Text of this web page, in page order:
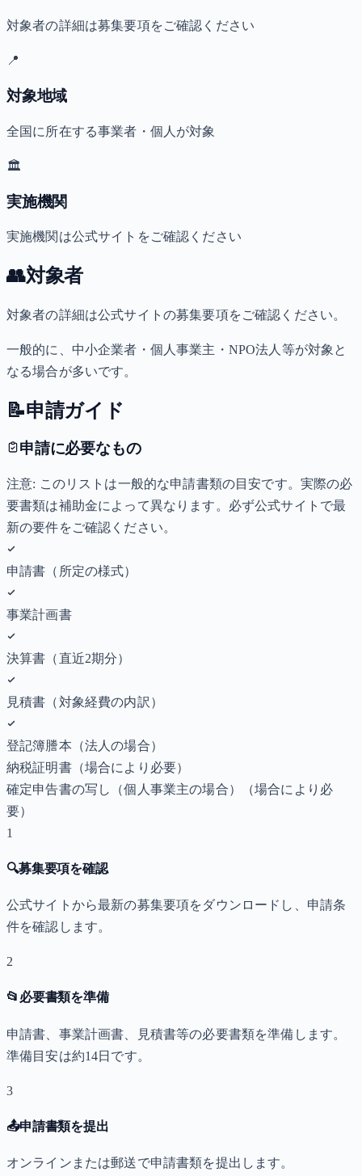
対象者の詳細は募集要項をご確認ください
📍
対象地域
全国に所在する事業者・個人が対象
🏛️
実施機関
実施機関は公式サイトをご確認ください
👥対象者
対象者の詳細は公式サイトの募集要項をご確認ください。
一般的に、中小企業者・個人事業主・NPO法人等が対象と
なる場合が多いです。
📝申請ガイド
申請に必要なもの
注意: このリストは一般的な申請書類の目安です。実際の必
要書類は補助金によって異なります。必ず公式サイトで最
新の要件をご確認ください。
申請書（所定の様式）
事業計画書
決算書（直近2期分）
見積書（対象経費の内訳）
登記簿謄本（法人の場合）
納税証明書（場合により必要）
確定申告書の写し（個人事業主の場合）
（場合により必
要）
1
🔍募集要項を確認
公式サイトから最新の募集要項をダウンロードし、申請条
件を確認します。
2
📂 必要書類を準備
申請書、事業計画書、見積書等の必要書類を準備します。
準備目安は約14日です。
3
📤申請書類を提出
オンラインまたは郵送で申請書類を提出します。